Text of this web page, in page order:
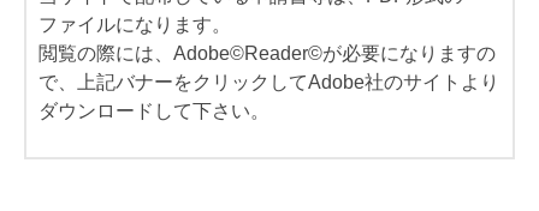
ファイルになります。
閲覧の際には、Adobe©Reader©が必要になりますの
で、上記バナーをクリックしてAdobe社のサイトより
ダウンロードして下さい。